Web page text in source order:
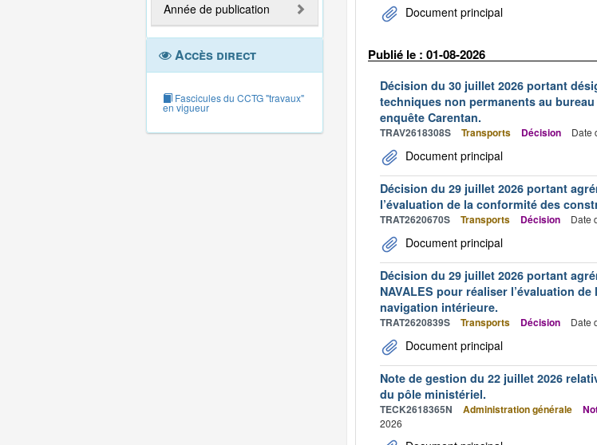
Année de publication
Accès direct
Fascicules du CCTG "travaux"
en vigueur
Document principal
Publié le : 01-08-2026
Décision du 30 juillet 2026 portant
techniques non permanents au
enquête Carentan.
TRAV2618308S Transports Décision Date
Document principal
Décision du 29 juillet 2026 portant
l’évaluation de la conformité des
TRAT2620670S Transports Décision Date
Document principal
Décision du 29 juillet 2026 portant
NAVALES pour réaliser l’évaluation
navigation intérieure.
TRAT2620839S Transports Décision Date
Document principal
Note de gestion du 22 juillet 2026
du pôle ministériel.
TECK2618365N Administration générale
2026